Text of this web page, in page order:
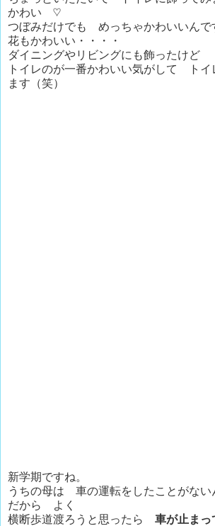
かわい ♡
つぼみだけでも めっちゃかわいいんで
花もかわいい・・・・
ダイニングやリビングにも飾ったけど
トイレのが一番かわいい気がして トイ
ます（笑）
新学期ですね。
うちの母は 車の運転をしたことがない
だから よく
横断歩道渡ろうと思ったら 車が止まっ